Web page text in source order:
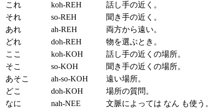
これ
koh-REH
話し手の近く。
それ
so-REH
聞き手の近く。
あれ
ah-REH
両方から遠い。
どれ
doh-REH
物を選ぶとき。
ここ
koh-KOH
話し手の近くの場所。
そこ
so-KOH
聞き手の近くの場所。
あそこ
ah-so-KOH
遠い場所。
どこ
doh-KOH
場所の質問。
なに
nah-NEE 文脈によっては なん も使う。